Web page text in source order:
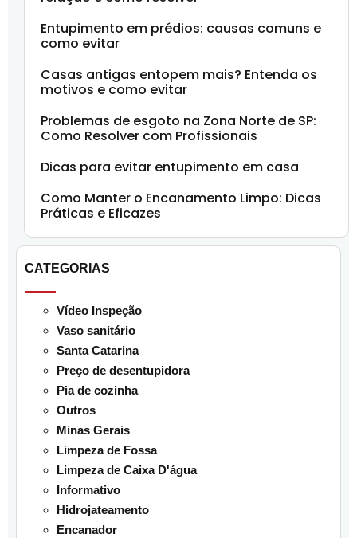
Entupimento em prédios: causas comuns e
como evitar
Casas antigas entopem mais? Entenda os
motivos e como evitar
Problemas de esgoto na Zona Norte de SP:
Como Resolver com Profissionais
Dicas para evitar entupimento em casa
Como Manter o Encanamento Limpo: Dicas
Práticas e Eficazes
CATEGORIAS
Vídeo Inspeção
Vaso sanitário
Santa Catarina
Preço de desentupidora
Pia de cozinha
Outros
Minas Gerais
Limpeza de Fossa
Limpeza de Caixa D'água
Informativo
Hidrojateamento
Encanador